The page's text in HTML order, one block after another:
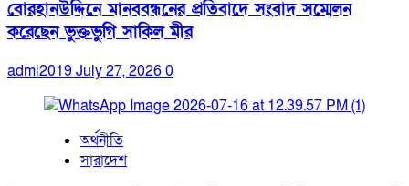
বোরহানউদ্দিনে মানববন্ধনের প্রতিবাদে সংবাদ সম্মেলন
করেছেন ভুক্তভুগি সাকিল মীর
admi2019July 27, 20260
অর্থনীতি
সারাদেশ